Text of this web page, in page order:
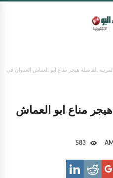
الفاضلة هيجر مناع ابو العماش العدوان في
هيجر مناع ابو العماش